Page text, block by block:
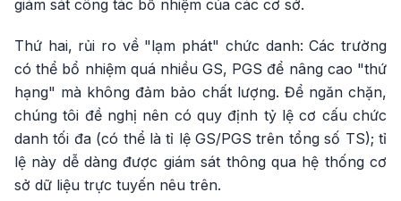
giám sát công tác bổ nhiệm của các cơ sở.
Thứ hai, rủi ro về "lạm phát" chức danh: Các trường
có thể bổ nhiệm quá nhiều GS, PGS để nâng cao "thứ
hạng" mà không đảm bảo chất lượng. Để ngăn chặn,
chúng tôi đề nghị nên có quy định tỷ lệ cơ cấu chức
danh tối đa (có thể là tỉ lệ GS/PGS trên tổng số TS); tỉ
lệ này dễ dàng được giám sát thông qua hệ thống cơ
sở dữ liệu trực tuyến nêu trên.